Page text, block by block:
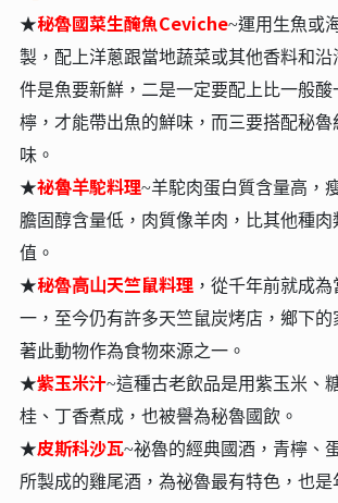
★秘魯國菜生醃魚Ceviche~運⽤⽣⿂或
製，配上洋蔥跟當地蔬菜或其他香料和沿
件是⿂要新鮮，⼆是⼀定要配上比⼀般酸
檸，才能帶出⿂的鮮味，⽽三要搭配秘魯
味。
★祕魯⽺駝料理~⽺駝⾁蛋⽩質含量⾼，
膽固醇含量低，⾁質像⽺⾁，比其他種⾁
值。
★秘魯⾼⼭天竺鼠料理，從千年前就成為
⼀，⾄今仍有許多天竺鼠炭烤店，鄉下
著此動物作為食物來源之⼀。
★紫玉米汁~這種古老飲品是⽤紫⽟米、
桂、丁香煮成，也被譽為秘魯國飲。
★皮斯科沙瓦~祕魯的經典國酒，青檸、
所製成的雞尾酒，為祕魯最有特色，也是